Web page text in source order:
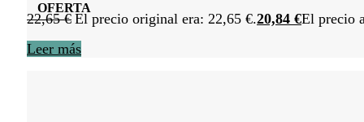
OFERTA
22,65€ El precio original era: 22,65 €.20,84 €El precio
Leer más